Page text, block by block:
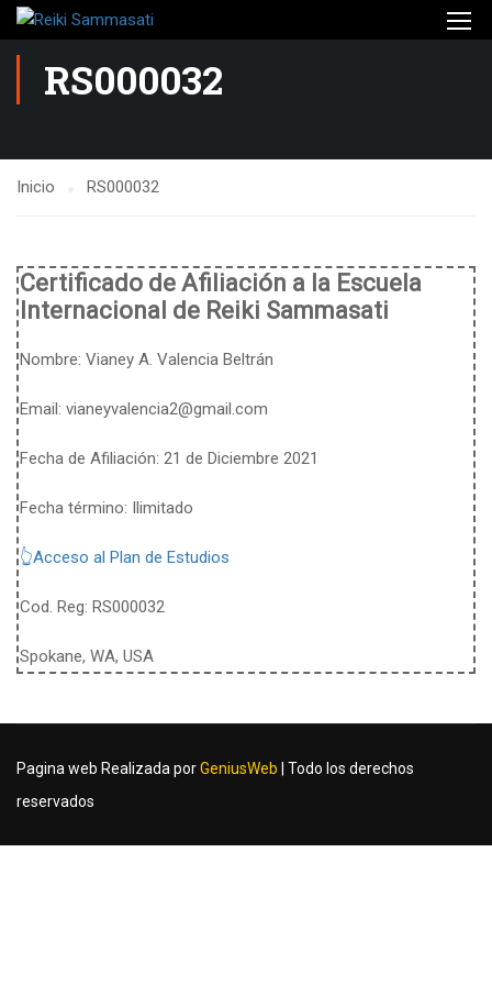
RS000032
Inicio RS000032
Certificado de Afiliación a la Escuela
Internacional de Reiki Sammasati
Nombre: Vianey A. Valencia Beltrán
Email: vianeyvalencia2@gmail.com
Fecha de Afiliación: 21 de Diciembre 2021
Fecha término: Ilimitado
👆Acceso al Plan de Estudios
Cod. Reg: RS000032
Spokane, WA, USA
Pagina web Realizada porGeniusWeb | Todo los derechos
reservados